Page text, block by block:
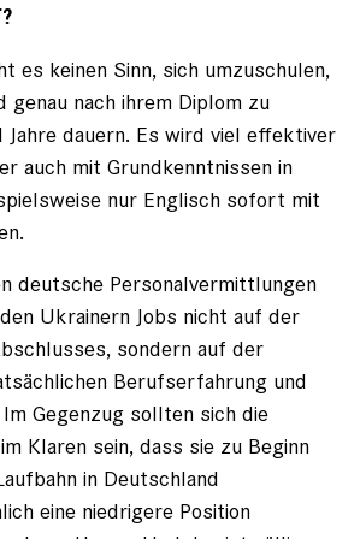
es keinen Sinn, sich umzuschulen,
genau nach ihrem Diplom zu
Jahre dauern. Es wird viel effektiver
auch mit Grundkenntnissen in
nur Englisch sofort mit
deutsche Personalvermittlungen
Ukrainern Jobs nicht auf der
sondern auf der
Berufserfahrung und
Gegenzug sollten sich die
Klaren sein, dass sie zu Beginn
in Deutschland
eine niedrigere Position